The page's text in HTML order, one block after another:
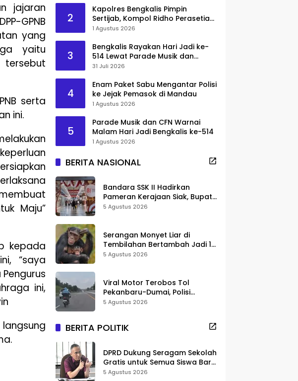
jajaran
GPNB
yang
yaitu
serta
ini.
Maju”
kepada
“saya
ini,
2
Kapolres Bengkalis Pimpin
Sertijab, Kompol Ridho Perasetia
Jadi Wakapolres
1 Agustus 2026
3
Bengkalis Rayakan Hari Jadi ke-
514 Lewat Parade Musik dan
Pameran Kuliner
31 Juli 2026
4
Enam Paket Sabu Mengantar Polisi
ke Jejak Pemasok di Mandau
1 Agustus 2026
5
Parade Musik dan CFN Warnai
Malam Hari Jadi Bengkalis ke-514
1 Agustus 2026
BERITA NASIONAL
Bandara SSK II Hadirkan
Pameran Kerajaan Siak, Bupati
Afni: Jadi Ruang Edukasi
5 Agustus 2026
Serangan Monyet Liar di
Tembilahan Bertambah Jadi 16
Korban, DPKP Bantah Video
5 Agustus 2026
Viral Motor Terobos Tol
Pekanbaru-Dumai, Polisi
Ungkap Pengendara Alami
5 Agustus 2026
BERITA POLITIK
DPRD Dukung Seragam Sekolah
Gratis untuk Semua Siswa Baru,
Minta Rehab Sekolah Jangan
5 Agustus 2026